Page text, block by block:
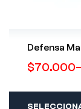
Defensa
$70.000–